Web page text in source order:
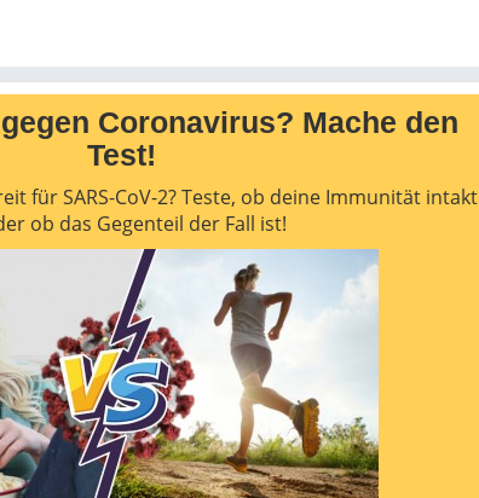
Coronavirus? Mache den
Test!
für SARS-CoV-2? Teste, ob deine Immunität intakt
ob das Gegenteil der Fall ist!